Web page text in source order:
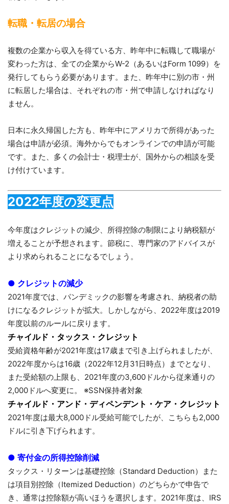
転職・転居の場合
複数の企業から収入を得ている方、昨年中に転職して職場が
変わった方は、全ての企業からW-2（あるいはForm 1099）を
発行してもらう必要があります。また、昨年中に別の市・州
に転居した場合は、それぞれの市・州で申請しなければなり
ません。
日本に永久帰国した方も、昨年中にアメリカで所得があった
場合は申請が必須。海外からでもオンラインでの申請が可能
です。また、多くの会計士・税理士が、国外からの相談を受
け付けています。
2022年度の変更点
今年度はクレジットの減少、所得控除の制限により納税額が
増えることが予想されます。節税に、専門家のアドバイスが
より求められることになるでしょう。
● クレジットの減少
2021年度では、パンデミックの影響を考慮され、納税者の助
けになるクレジットが拡大。しかしながら、2022年度は2019
年度以前のルールに戻ります。
チャイルド・タックス・クレジット
受給資格年齢が2021年度は17歳まで引き上げられましたが、
2022年度からは16歳（2022年12月31日時点）までとなり、
また受給額の上限も、2021年度の3,600ドルから従来通りの
2,000ドルへ変更に。 ※SSN保持者対象
チャイルド・アンド・ディペンデント・ケア・クレジット
2021年度は最大8,000ドル受給可能でしたが、こちらも2,000
ドルに引き下げられます。
● 寄付金の所得控除削減
タックス・リターンは基礎控除（Standard Deduction）また
は項目別控除（Itemized Deduction）のどちらかで申告で
き、通常は控除額が高いほうを選択します。2021年度は、IRS